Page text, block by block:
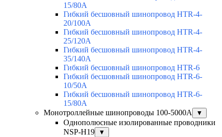
15/80A
Гибкий бесшовный шинопровод HTR-4-
20/100A
Гибкий бесшовный шинопровод HTR-4-
25/120A
Гибкий бесшовный шинопровод HTR-4-
35/140A
Гибкий бесшовный шинопровод HTR-6
Гибкий бесшовный шинопровод HTR-6-
10/50A
Гибкий бесшовный шинопровод HTR-6-
15/80A
Монотроллейные шинопроводы 100-5000А
▼
Однополюсные изолированные проводники
NSP-H19
▼